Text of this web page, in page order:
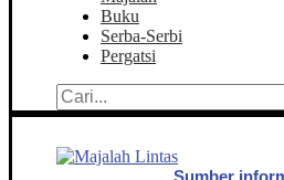
Buku
Serba-Serbi
Pergatsi
Sumber